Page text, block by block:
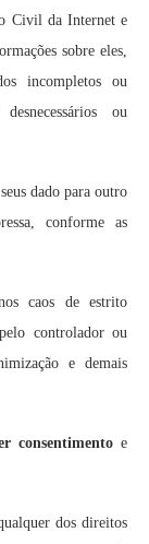
Civil da Internet e
sobre eles,
incompletos ou
ou
dado para outro
conforme as
caos de estrito
controlador ou
e demais
consentimento e
dos direitos